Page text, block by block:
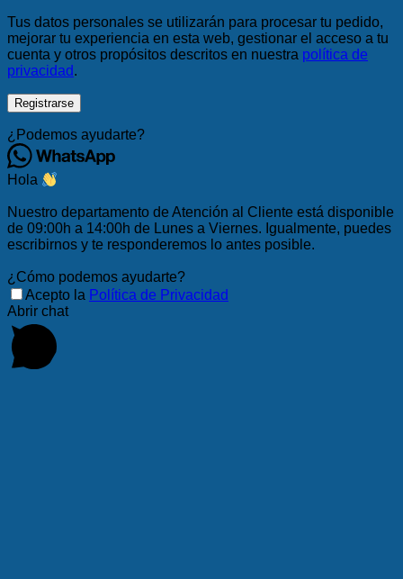
Tus datos personales se utilizarán para procesar tu pedido,
mejorar tu experiencia en esta web, gestionar el acceso a tu
cuenta y otros propósitos descritos en nuestra política de
privacidad.
Registrarse
¿Podemos ayudarte?
Hola
Nuestro departamento de Atención al Cliente está disponible
de 09:00h a 14:00h de Lunes a Viernes. Igualmente, puedes
escribirnos y te responderemos lo antes posible.
¿Cómo podemos ayudarte?
Acepto la Política de Privacidad
Abrir chat